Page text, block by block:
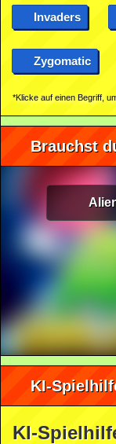
Invaders
Zygomatic
*Klicke auf einen Begriff,
Brauchst
KI-
KI-